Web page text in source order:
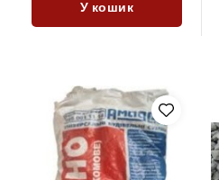
У кошик